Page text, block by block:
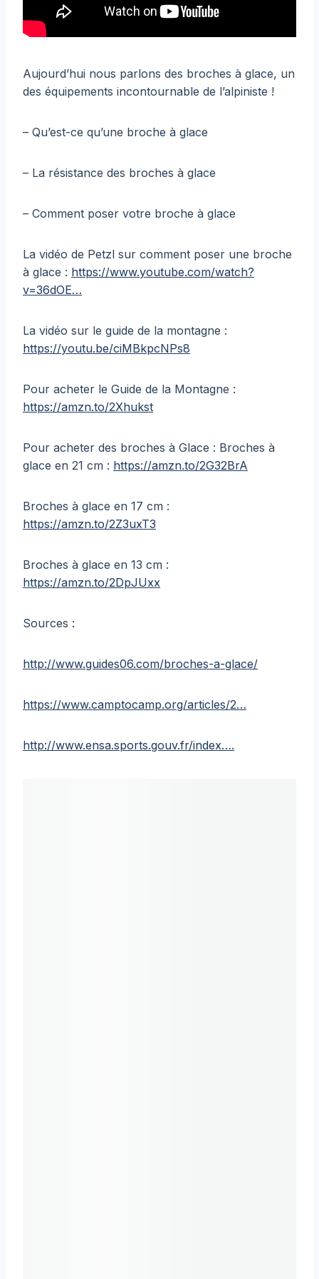
Aujourd’hui nous parlons des broches à glace, un
des équipements incontournable de l’alpiniste !
– Qu’est-ce qu’une broche à glace
– La résistance des broches à glace
– Comment poser votre broche à glace
La vidéo de Petzl sur comment poser une broche
à glace : https://www.youtube.com/watch?
v=36dOE…
La vidéo sur le guide de la montagne :
https://youtu.be/ciMBkpcNPs8
Pour acheter le Guide de la Montagne :
https://amzn.to/2Xhukst
Pour acheter des broches à Glace : Broches à
glace en 21 cm : https://amzn.to/2G32BrA
Broches à glace en 17 cm :
https://amzn.to/2Z3uxT3
Broches à glace en 13 cm :
https://amzn.to/2DpJUxx
Sources :
http://www.guides06.com/broches-a-glace/
https://www.camptocamp.org/articles/2…
http://www.ensa.sports.gouv.fr/index….